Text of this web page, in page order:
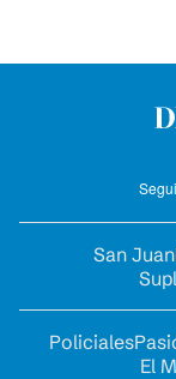
San Juan
Policiales
El